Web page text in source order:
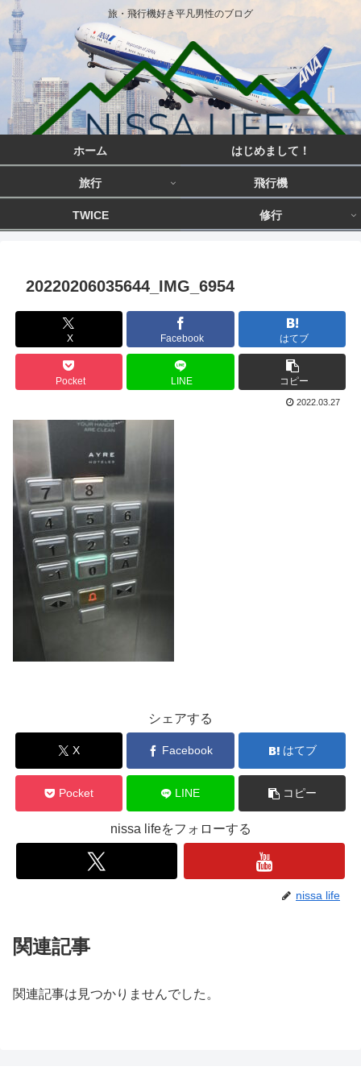
旅・飛行機好き平凡男性のブログ
ホーム はじめまして！
旅行 飛行機
TWICE 修行
20220206035644_IMG_6954
X Facebook はてブ
Pocket LINE コピー
2022.03.27
シェアする
X Facebook はてブ
Pocket LINE コピー
nissa lifeをフォローする
nissa life
関連記事
関連記事は見つかりませんでした。